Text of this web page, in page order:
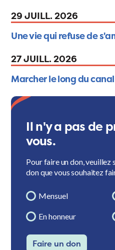
29 JUILL. 2026
Une vie qui refuse de
27 JUILL. 2026
Marcher le long du
Il n'y a pas de
vous.
Pour faire un don, veuillez
don que vous souhaitez
Mensuel
En honneur
Faire un don